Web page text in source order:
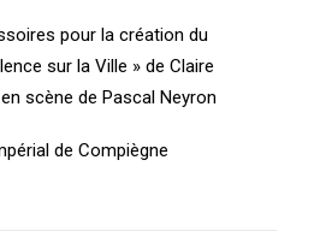
pour la création du
sur la Ville » de Claire
scène de Pascal Neyron
de Compiègne